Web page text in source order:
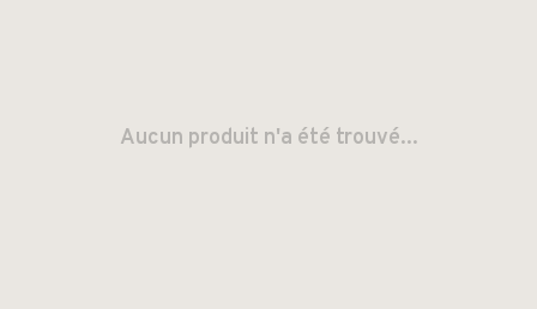
Aucun produit n'a été trouvé...